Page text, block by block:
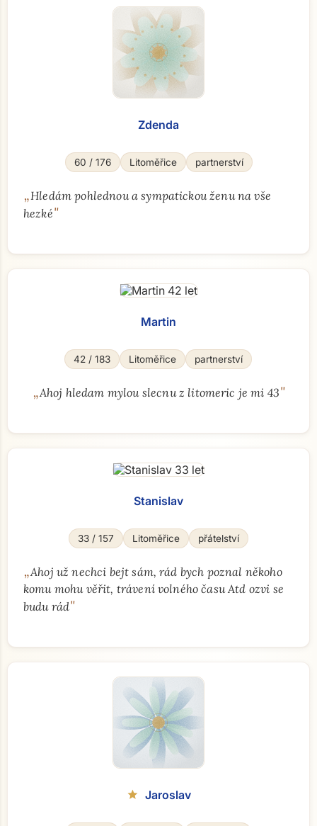
Zdenda
60 / 176 Litoměřice partnerství
„Hledám pohlednou a sympatickou ženu na vše
hezké"
Martin
42 / 183 Litoměřice partnerství
„Ahoj hledam mylou slecnu z litomeric je mi 43"
Stanislav
33 / 157 Litoměřice přátelství
„Ahoj už nechci bejt sám, rád bych poznal někoho
komu mohu věřit, trávení volného času Atd ozvi se
budu rád"
star Jaroslav